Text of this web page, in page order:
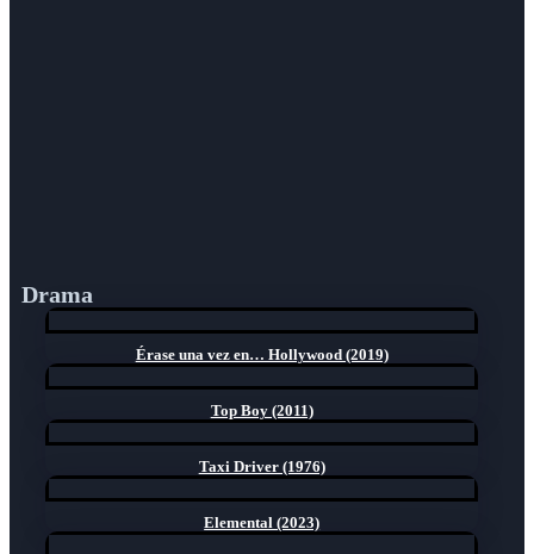
Drama
Érase una vez en… Hollywood (2019)
Top Boy (2011)
Taxi Driver (1976)
Elemental (2023)